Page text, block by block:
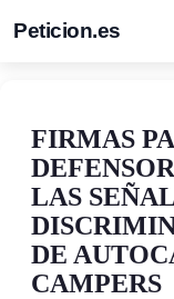
Peticion.es
FIRMAS
LAS
DE
CAMPERS